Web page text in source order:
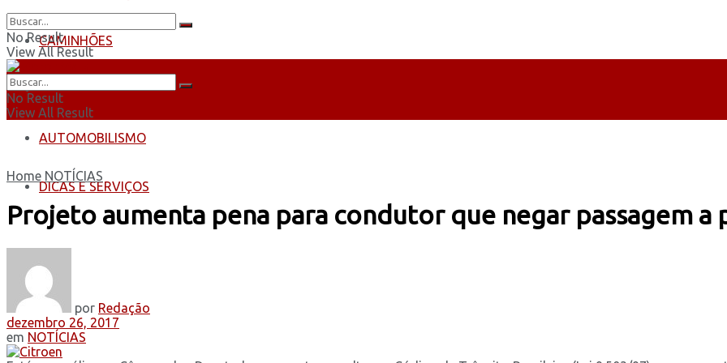
CAMINHÕES
ÔNIBUS
AUTOMOBILISMO
DICAS E SERVIÇOS
No Result
View All Result
No Result
View All Result
Home NOTÍCIAS
Projeto aumenta pena para condutor que negar passagem a
por Redação
dezembro 26, 2017
em NOTÍCIAS